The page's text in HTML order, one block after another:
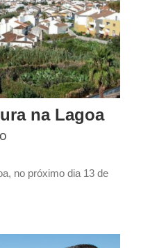
na Lagoa
no próximo dia 13 de